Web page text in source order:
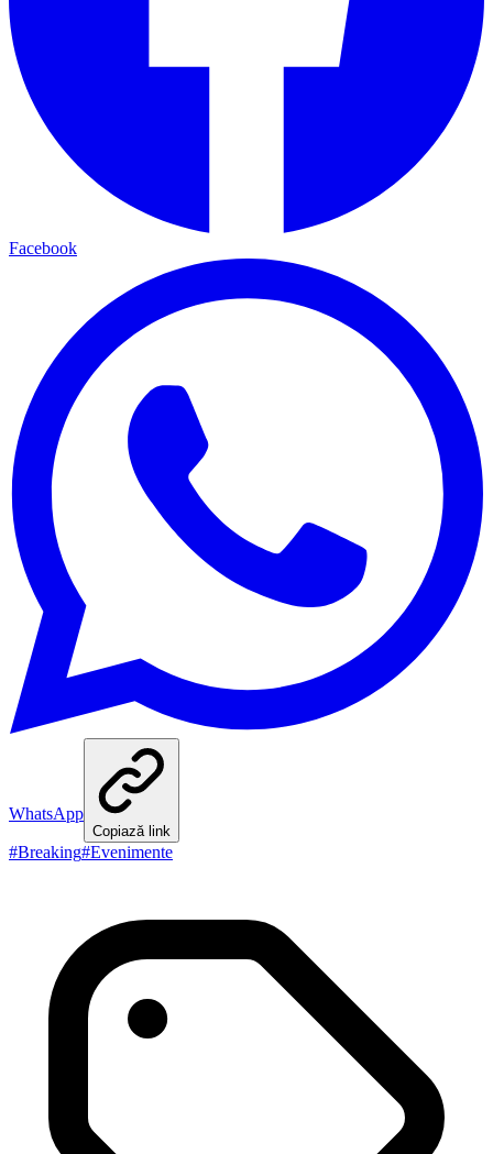
Facebook
WhatsApp
Copiază link
#Breaking#Evenimente